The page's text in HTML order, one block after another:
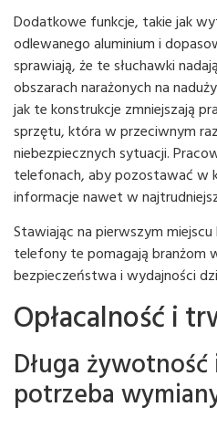
Dodatkowe funkcje, takie jak
odlewanego aluminium i
sprawiają, że te słuchawki
obszarach narażonych na
jak te konstrukcje zmniejszają
sprzętu, która w przeciwnym
niebezpiecznych sytuacji.
telefonach, aby pozostawać w
informacje nawet w
Stawiając na pierwszym
telefony te pomagają branżom
bezpieczeństwa i wydajności
Opłacalność i
Długa
potrzeba